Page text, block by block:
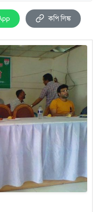
কপি লিঙ্ক